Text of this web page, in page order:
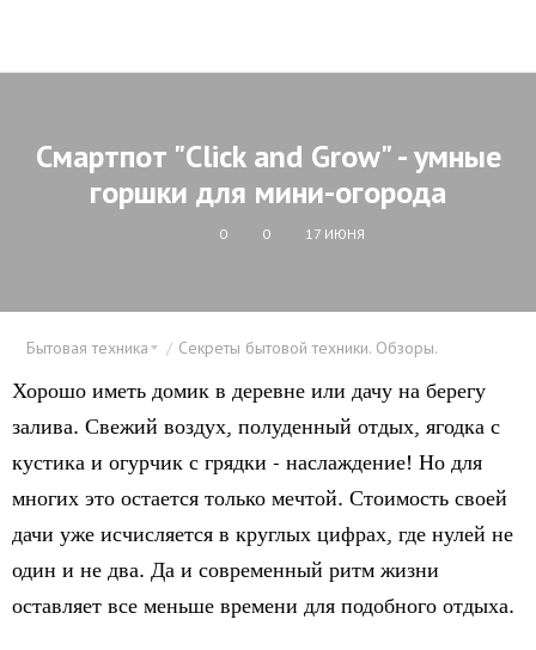
Смартпот "Click and Grow" - умные
горшки для мини-огорода
0 0 17 ИЮНЯ
Бытовая техника Секреты бытовой техники. Обзоры.
Хорошо иметь домик в деревне или дачу на берегу
залива. Свежий воздух, полуденный отдых, ягодка с
кустика и огурчик с грядки - наслаждение! Но для
многих это остается только мечтой. Стоимость своей
дачи уже исчисляется в круглых цифрах, где нулей не
один и не два. Да и современный ритм жизни
оставляет все меньше времени для подобного отдыха.